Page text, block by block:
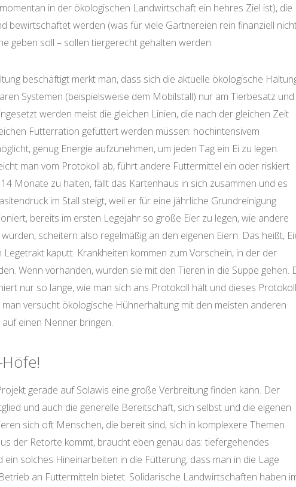
in der ökologischen Landwirtschaft ein hehres Ziel ist), die
bewirtschaftet werden (was für viele Gärtnereien rein finanziell
geben soll – sollen tiergerecht gehalten werden.
beschäftigt merkt man, dass sich die aktuelle ökologische
Systemen (beispielsweise dem Mobilstall) nur am Tierbesatz und
werden meist die gleichen Linien, die nach der gleichen Zeit
Futterration gefüttert werden müssen: hochintensivem
genug Energie aufzunehmen, um jeden Tag ein Ei zu legen.
man vom Protokoll ab, führt andere Futtermittel ein oder riskiert
Monate zu halten, fällt das Kartenhaus in sich zusammen und es
im Stall steigt, weil er für eine jährliche Grundreinigung
bereits im ersten Legejahr so große Eier zu legen, wie andere
scheitern also regelmäßig an den eigenen Eiern. Das heißt,
kaputt. Krankheiten kommen zum Vorschein, in der der
Wenn vorhanden, würden sie mit den Tieren in die Suppe gehen.
nur so lange, wie man sich ans Protokoll hält und dieses Protokoll
versucht ökologische Hühnerhaltung mit den meisten anderen
einen Nenner bringen.
gerade auf Solawis eine große Verbreitung finden kann. Der
und auch die generelle Bereitschaft, sich selbst und die eigenen
sich oft Menschen, die bereit sind, sich in komplexere Themen
der Retorte kommt, braucht eben genau das: tiefergehendes
solches Hineinarbeiten in die Fütterung, dass man in die Lage
an Futtermitteln bietet. Solidarische Landwirtschaften haben